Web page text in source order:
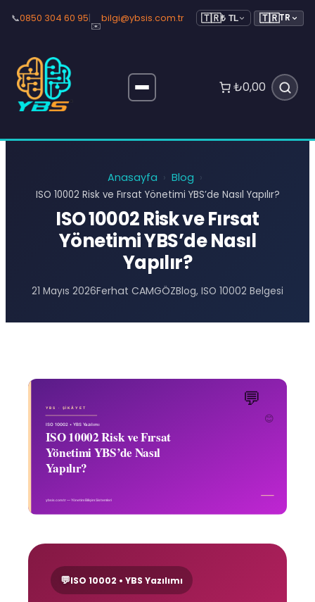
📞0850 304 60 95|
✉️
bilgi@ybsis.com.tr 🇹🇷₺ TL 🇹🇷TR
₺0,00
Anasayfa › Blog ›
ISO 10002 Risk ve Fırsat Yönetimi YBS’de Nasıl Yapılır?
ISO 10002 Risk ve Fırsat
Yönetimi YBS’de Nasıl
Yapılır?
21 Mayıs 2026Ferhat CAMGÖZBlog, ISO 10002 Belgesi
💬ISO 10002 • YBS Yazılımı